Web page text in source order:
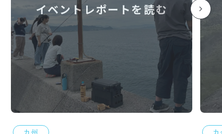
イベントレポートを読む
九州